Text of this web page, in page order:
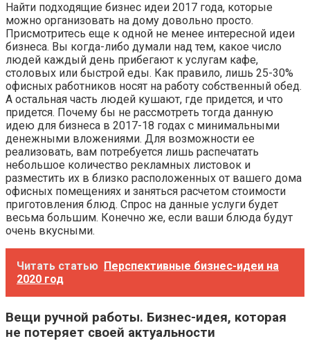
Найти подходящие бизнес идеи 2017 года, которые
можно организовать на дому довольно просто.
Присмотритесь еще к одной не менее интересной идеи
бизнеса. Вы когда-либо думали над тем, какое число
людей каждый день прибегают к услугам кафе,
столовых или быстрой еды. Как правило, лишь 25-30%
офисных работников носят на работу собственный обед.
А остальная часть людей кушают, где придется, и что
придется. Почему бы не рассмотреть тогда данную
идею для бизнеса в 2017-18 годах с минимальными
денежными вложениями. Для возможности ее
реализовать, вам потребуется лишь распечатать
небольшое количество рекламных листовок и
разместить их в близко расположенных от вашего дома
офисных помещениях и заняться расчетом стоимости
приготовления блюд. Спрос на данные услуги будет
весьма большим. Конечно же, если ваши блюда будут
очень вкусными.
Читать статью Перспективные бизнес-идеи на
2020 год
Вещи ручной работы. Бизнес-идея, которая
не потеряет своей актуальности